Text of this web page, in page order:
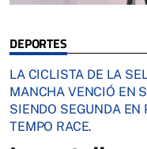
DEPORTES
LA CICLISTA DE LA
MANCHA VENCIÓ EN
SIENDO SEGUNDA EN
TEMPO RACE.